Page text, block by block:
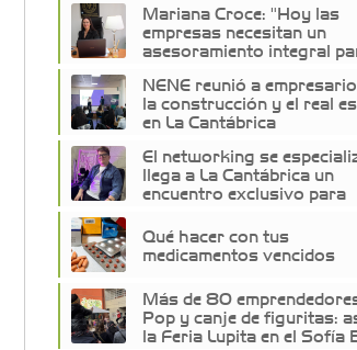
Mariana Croce: "Hoy las
empresas necesitan un
asesoramiento integral
NENE reunió a
la construcción y el real
en La Cantábrica
El networking se
llega a La Cantábrica un
encuentro exclusivo para
Qué hacer con tus
medicamentos vencidos
Más de 80
Pop y canje de figuritas:
la Feria Lupita en el Sofía